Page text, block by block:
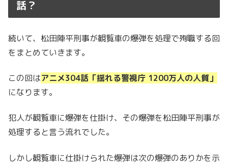
話？
続いて、松田陣平刑事が観覧車の爆弾を処理で殉職する回
をまとめていきます。
この回はアニメ304話「揺れる警視庁 1200万人の人質」
になります。
犯人が観覧車に爆弾を仕掛け、その爆弾を松田陣平刑事が
処理すると言う流れでした。
しかし観覧車に仕掛けられた爆弾は次の爆弾のありかを示